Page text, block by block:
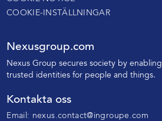
COOKIE-INSTÄLLNINGAR
Nexusgroup.com
Nexus Group secures society by enabling
trusted identitiesfor people and things.
Kontakta oss
Email: nexus.contact@ingroupe.com